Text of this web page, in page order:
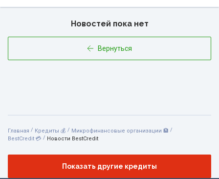
Новостей пока нет
Вернуться
Главная / Кредиты 💰 / Микрофинансовые организации 🏦 /
BestCredit 💳 / Новости BestCredit
Показать другие кредиты